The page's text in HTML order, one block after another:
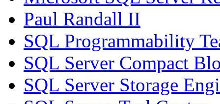
Paul Randall II
SQL Programmability
SQL Server Compact
SQL Server Storage